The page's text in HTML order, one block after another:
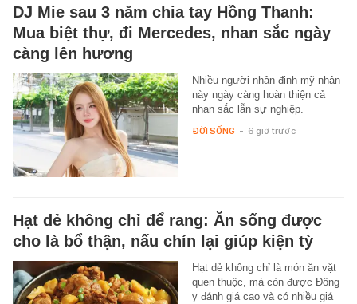
DJ Mie sau 3 năm chia tay Hồng Thanh:
Mua biệt thự, đi Mercedes, nhan sắc ngày
càng lên hương
Nhiều người nhận định mỹ nhân
này ngày càng hoàn thiện cả
nhan sắc lẫn sự nghiệp.
ĐỜI SỐNG - 6 giờ trước
Hạt dẻ không chỉ để rang: Ăn sống được
cho là bổ thận, nấu chín lại giúp kiện tỳ
Hạt dẻ không chỉ là món ăn vặt
quen thuộc, mà còn được Đông
y đánh giá cao và có nhiều giá